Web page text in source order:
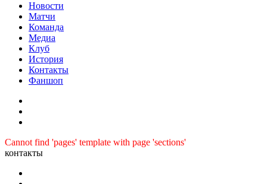
Новости
Матчи
Команда
Медиа
Клуб
История
Контакты
Фаншоп
Cannot find 'pages' template with page 'sections'
контакты